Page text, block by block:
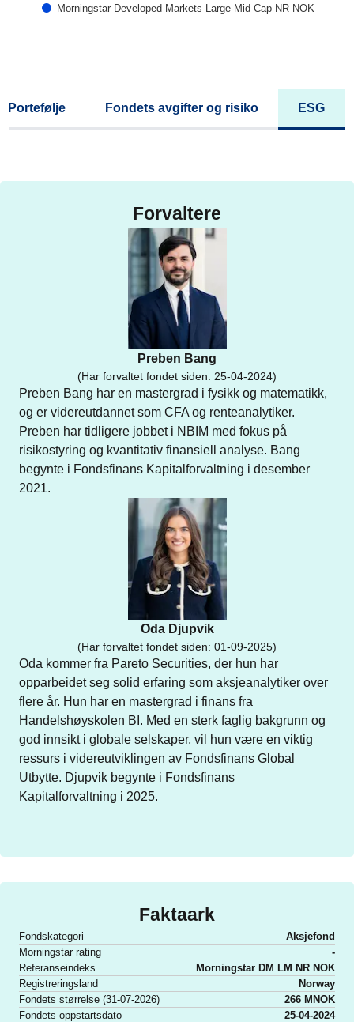
Morningstar Developed Markets Large-Mid Cap NR NOK
Portefølje Fondets avgifter og risiko ESG
Forvaltere
Preben Bang
(Har forvaltet fondet siden: 25-04-2024)
Preben Bang har en mastergrad i fysikk og matematikk,
og er videreutdannet som CFA og renteanalytiker.
Preben har tidligere jobbet i NBIM med fokus på
risikostyring og kvantitativ finansiell analyse. Bang
begynte i Fondsfinans Kapitalforvaltning i desember
2021.
Oda Djupvik
(Har forvaltet fondet siden: 01-09-2025)
Oda kommer fra Pareto Securities, der hun har
opparbeidet seg solid erfaring som aksjeanalytiker over
flere år. Hun har en mastergrad i finans fra
Handelshøyskolen BI. Med en sterk faglig bakgrunn og
god innsikt i globale selskaper, vil hun være en viktig
ressurs i videreutviklingen av Fondsfinans Global
Utbytte. Djupvik begynte i Fondsfinans
Kapitalforvaltning i 2025.
Faktaark
Fondskategori
Aksjefond
Morningstar rating
-
Referanseindeks
Morningstar DM LM NR NOK
Registreringsland
Norway
Fondets størrelse (31-07-2026)
266 MNOK
Fondets oppstartsdato
25-04-2024